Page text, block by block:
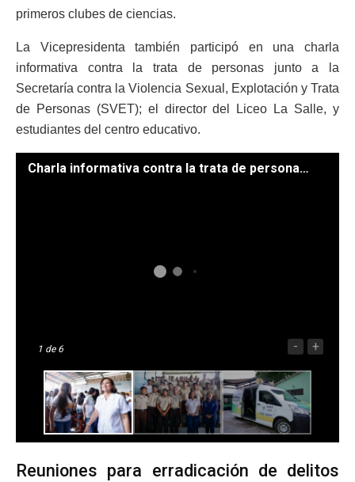
primeros clubes de ciencias.
La Vicepresidenta también participó en una charla
informativa contra la trata de personas junto a la
Secretaría contra la Violencia Sexual, Explotación y Trata
de Personas (SVET); el director del Liceo La Salle, y
estudiantes del centro educativo.
Charla informativa contra la trata de personas en Chiquimula. (Fotos: Daniel Ordóñez )
1 de 6 - +
Reuniones para erradicación de delitos